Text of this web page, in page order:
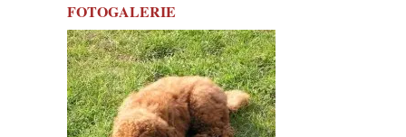
FOTOGALERIE